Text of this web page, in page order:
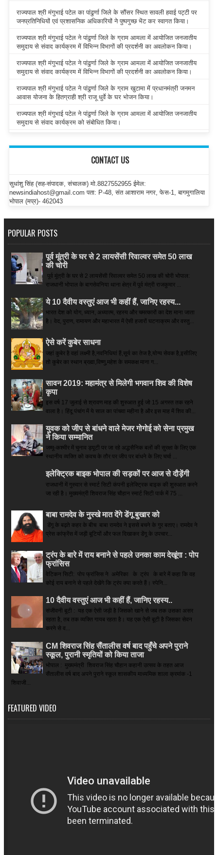
राज्यपाल श्री मंगुभाई पटेल का पांढुर्णा जिले के सौंसर स्थित सावली हवाई पट्टी पर
जनप्रतिनिधियों एवं प्रशासनिक अधिकारियों ने पुष्पगुच्छ भेंट कर स्वागत किया।
राज्यपाल श्री मंगुभाई पटेल ने पांढुर्णा जिले के ग्राम आमला में आयोजित जनजातीय
समुदाय से संवाद कार्यक्रम में विभिन्न विभागों की प्रदर्शनी का अवलोकन किया।
राज्यपाल श्री मंगुभाई पटेल ने पांढुर्णा जिले के ग्राम आमला में आयोजित जनजातीय
समुदाय से संवाद कार्यक्रम में विभिन्न विभागों की प्रदर्शनी का अवलोकन किया।
राज्यपाल श्री मंगुभाई पटेल ने पांढुर्णा जिले के ग्राम खुटामा में प्रधानमंत्री जनमन
आवास योजना के हितग्राही श्री राजू धुर्वे के घर भोजन किया।
राज्यपाल श्री मंगुभाई पटेल ने पांढुर्णा जिले के ग्राम आमला में आयोजित जनजातीय
समुदाय से संवाद कार्यक्रम को संबोधित किया।
CONTACT US
सुधांशु सिंह (सह-संपादक, संचालक) मो.8827552955 ईमेल:
newsindiahost@gmail.com पता: P-48, संत आशाराम नगर, फेस-1, बागमुगालिया
भोपाल (मप्र)- 462043
POPULAR POSTS
पूर्व मूंत्री के घर से 2 लायसेंसी रिवाल्वर समेत 50 लाख
की चोरी
पूर्व मूंत्री के घर से 2 लायसेंसी रिवाल्वर समेत 50 लाख की चोरी भोपाल:
राजधानी भोपाल के बागसेवनिया थाना क्षेत्र में पूर्व मंत्री राजकुमार ...
ये 10 दैवीय वस्तुएं आज भी कहीं हैं, जानिए रहस्य...
भारत देश को योग, ध्यान, अध्यात्म, रहस्य और चमत्कारों का देश माना जाता
है। वेद, पुराण, रामायण और महाभारत में ऐसी हजारों घटनाक्रम और वस्तु...
ऐसे करें कुबेर साधना
जहां कुबेर है­ वहां लक्ष्मी है,नवनिधियां हैं,सूर्य का तेज है,योग्य सेवक है,इसीलिए
तो कुबेर का स्थान ब्रह्मा,विष्णु,महेश के समकक्ष माना ग...
सावन 2019: महामंत्र से मिलेगी भगवान शिव की विशेष
कृपा
इस वर्ष 17 जुलाई से श्रावण माह की शुरुआत हुई जो 15 अगस्त तक रहने
वाला है। हिंदू पंचांग में ये साल का पांचवा महीना है और इस माह में शिव की...
युवक को जीप से बांधने वाले मेजर गोगोई को सेना प्रमुख
ने किया सम्‍मानित
जम्मू-कश्मीर में चुनाव ड्यूटी पर जा रहे अद्धसैनिक बलों की सुरक्षा के लिए एक
स्थानीय व्यक्ति को कवच के तौर पर जीप पर बांधने के लिए चर्चा ...
इलेक्ट्रिक बाइक भोपाल की सड़कों पर आज से दौड़ेंगी
राजधानी में गुरुवार से स्मार्ट सिटी कंपनी इलेक्ट्रिक बाइक की शुरुआत करने
जा रही है। मुख्यमंत्री शिवराज सिंह चौहान स्मार्ट सिटी पार्क में 75 ...
बाबा रामदेव के नुस्खे मात देंगे डेंगू बुखार को
डेंगू के बढ़ते कहर के बीच बाबा रामदेव ने इससे बचने के गुर बताए। रामदेव ने
प्रेस कांफ्रेंस में जड़ी बूटियों और फल दिखाकर डेंगू के उपचार...
ट्रंप के बारे में राय बनाने से पहले उनका काम देखूंगा : पोप
फ्रांसिस
वेटिकन सिटी: पोप फ्रांसिस ने अमेरिका के ट्रंप के बारे में कहा कि वह
कोई राय बनाने से पहले देखेंगे कि ट्रंप क्या करते हैं। स्पेनि...
10 दैवीय वस्तुएं आज भी कहीं हैं, जानिए रहस्य..
संजीवनी बूटी : यह एक ऐसी जड़ी है जिसको खाने से जब तक उसका असर
रहता है, तब तक व्यक्ति गायब रहता है। यह एक ऐसी बूटी है जिसका सेवन
करने से व...
CM शिवराज सिंह सैंतालीस वर्ष बाद पहुँचे अपने पुराने
स्कूल, पुरानी स्मृतियों को किया ताजा
भोपाल : मुख्यमंत्री शिवराज सिंह चौहान कहानी उत्सव के तहत आज
सैंतालीस वर्ष बाद अपने पुराने स्कूल शासकीय माध्यमिक शाला क्रमांक -1
शिवाजी...
FEATURED VIDEO